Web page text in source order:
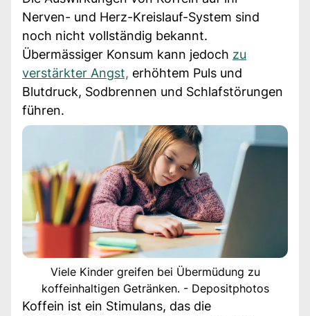
Nerven- und Herz-Kreislauf-System sind
noch nicht vollständig bekannt.
Übermässiger Konsum kann jedoch zu
verstärkter Angst, erhöhtem Puls und
Blutdruck, Sodbrennen und Schlafstörungen
führen.
Viele Kinder greifen bei Übermüdung zu
koffeinhaltigen Getränken. - Depositphotos
Koffein ist ein Stimulans, das die